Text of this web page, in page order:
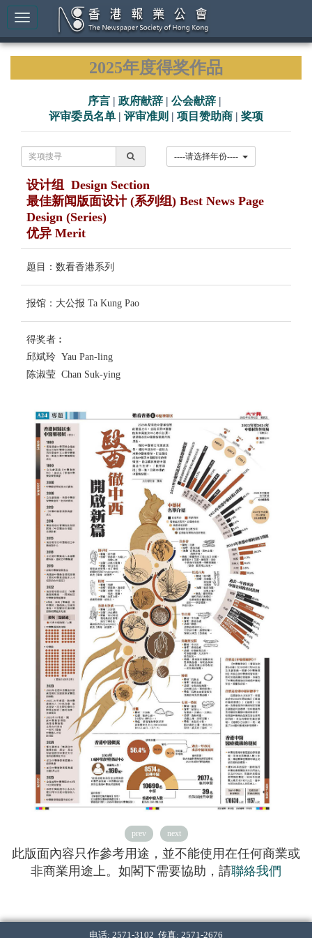
2025年度得奖作品
序言 | 政府献辞 | 公会献辞 |
评审委员名单 | 评审准则 | 项目赞助商 | 奖项
设计组 Design Section
最佳新闻版面设计 (系列组) Best News Page
Design (Series)
优异 Merit
题目：数看香港系列
报馆：大公报 Ta Kung Pao
得奖者︰
邱斌玲 Yau Pan-ling
陈淑莹 Chan Suk-ying
prev next
此版面內容只作參考用途，並不能使用在任何商業或
非商業用途上。如閣下需要協助，請聯絡我們
电话: 2571-3102 传真: 2571-2676